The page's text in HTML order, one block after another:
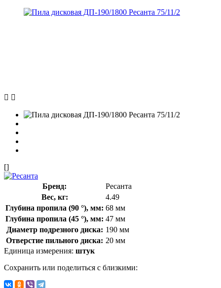
[]
Бренд:
Ресанта
Вес, кг:
4.49
Глубина пропила (90 °), мм: 68 мм
Глубина пропила (45 °), мм: 47 мм
Диаметр подрезного диска: 190 мм
Отверстие пильного диска: 20 мм
Единица измерения: штук
Сохранить или поделиться с близкими: